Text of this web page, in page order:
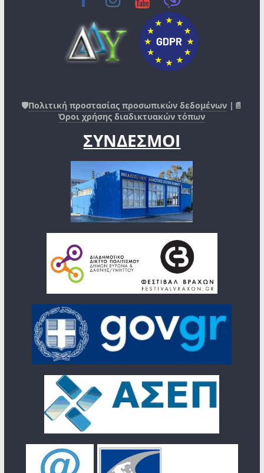
🛡️Πολιτική προστασίας προσωπικών δεδομένων |📄
Όροι χρήσης διαδικτυακών τόπων
ΣΥΝΔΕΣΜΟΙ